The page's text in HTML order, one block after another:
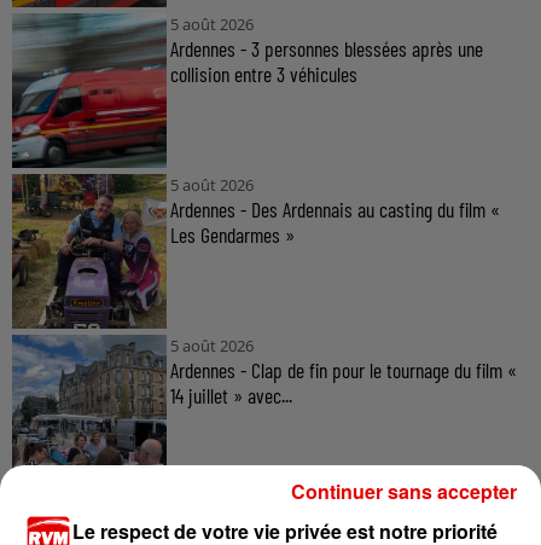
5 août 2026
Ardennes - 3 personnes blessées après une
collision entre 3 véhicules
5 août 2026
Ardennes - Des Ardennais au casting du film «
Les Gendarmes »
5 août 2026
Ardennes - Clap de fin pour le tournage du film «
14 juillet » avec...
Le respect de votre vie privée est notre priorité
Continuer sans accepter